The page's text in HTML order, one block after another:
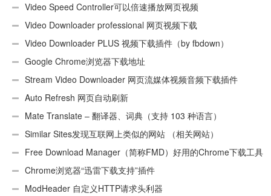
Video Speed Controller可以倍速播放网页视频
Video Downloader professional 网页视频下载
Video Downloader PLUS 视频下载插件（by fbdown）
Google Chrome浏览器下载地址
Stream Video Downloader 网页流媒体视频音频下载插件
Auto Refresh 网页自动刷新
Mate Translate – 翻译器、词典（支持 103 种语言）
Similar Sites发现互联网上类似的网站 （相关网站）
Free Download Manager（简称FMD）好用的Chrome下载工具
插件Chrome浏览器“迅雷下载支持”插件
ModHeader 自定义HTTP请求头利器